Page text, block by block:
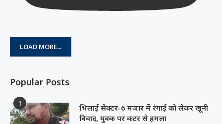
LOAD MORE...
Popular Posts
1
भिलाई सेक्टर-6 मजार में रंगाई को लेकर खूनी
विवाद, युवक पर कटर से हमला